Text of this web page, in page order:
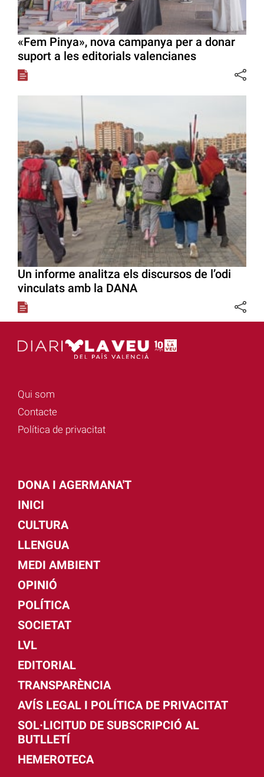
«Fem Pinya», nova campanya per a donar
suport a les editorials valencianes
Un informe analitza els discursos de l’odi
vinculats amb la DANA
Qui som
Contacte
Política de privacitat
DONA I AGERMANA'T
INICI
CULTURA
LLENGUA
MEDI AMBIENT
OPINIÓ
POLÍTICA
SOCIETAT
LVL
EDITORIAL
TRANSPARÈNCIA
AVÍS LEGAL I POLÍTICA DE PRIVACITAT
SOL·LICITUD DE SUBSCRIPCIÓ AL
BUTLLETÍ
HEMEROTECA